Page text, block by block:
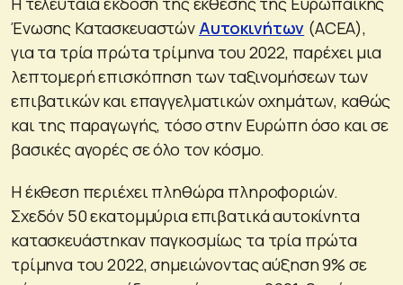
Ένωσης Κατασκευαστών Αυτοκινήτων (ACEA),
για τα τρία πρώτα τρίμηνα του 2022, παρέχει μια
λεπτομερή επισκόπηση των ταξινομήσεων των
επιβατικών και επαγγελματικών οχημάτων, καθώς
και της παραγωγής, τόσο στην Ευρώπη όσο και σε
βασικές αγορές σε όλο τον κόσμο.
Η έκθεση περιέχει πληθώρα πληροφοριών.
Σχεδόν 50 εκατομμύρια επιβατικά αυτοκίνητα
κατασκευάστηκαν παγκοσμίως τα τρία πρώτα
τρίμηνα του 2022, σημειώνοντας αύξηση 9% σε